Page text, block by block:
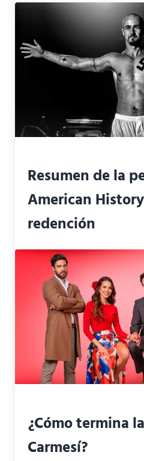
Resumen de la
American
redención
¿Cómo termina
Carmesí?